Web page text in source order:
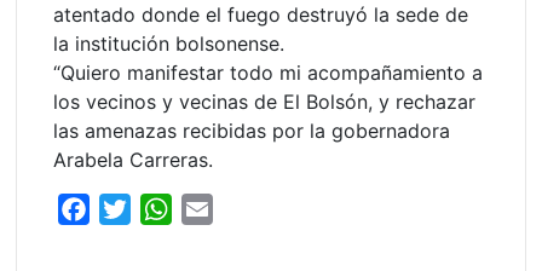
atentado donde el fuego destruyó la sede de
la institución bolsonense.
“Quiero manifestar todo mi acompañamiento a
los vecinos y vecinas de El Bolsón, y rechazar
las amenazas recibidas por la gobernadora
Arabela Carreras.
W